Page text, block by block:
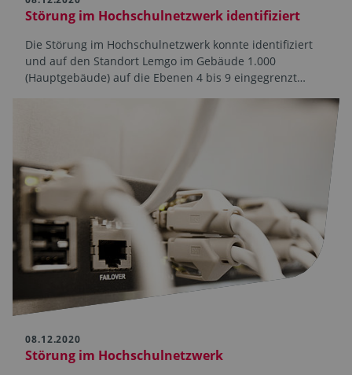
Störung im Hochschul­netzwerk identifiziert
Die Störung im Hochschulnetzwerk konnte identifiziert
und auf den Standort Lemgo im Gebäude 1.000
(Hauptgebäude) auf die Ebenen 4 bis 9 eingegrenzt…
08.12.2020
Störung im Hochschul­netzwerk